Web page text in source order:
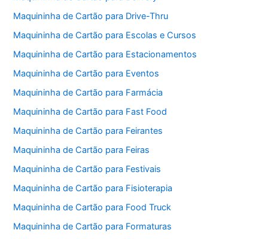
Maquininha de Cartão para Drive-Thru
Maquininha de Cartão para Escolas e Cursos
Maquininha de Cartão para Estacionamentos
Maquininha de Cartão para Eventos
Maquininha de Cartão para Farmácia
Maquininha de Cartão para Fast Food
Maquininha de Cartão para Feirantes
Maquininha de Cartão para Feiras
Maquininha de Cartão para Festivais
Maquininha de Cartão para Fisioterapia
Maquininha de Cartão para Food Truck
Maquininha de Cartão para Formaturas